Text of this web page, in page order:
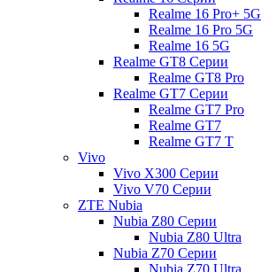
Realme 16 Pro+ 5G
Realme 16 Pro 5G
Realme 16 5G
Realme GT8 Серии
Realme GT8 Pro
Realme GT7 Серии
Realme GT7 Pro
Realme GT7
Realme GT7 T
Vivo
Vivo X300 Серии
Vivo V70 Серии
ZTE Nubia
Nubia Z80 Серии
Nubia Z80 Ultra
Nubia Z70 Серии
Nubia Z70 Ultra